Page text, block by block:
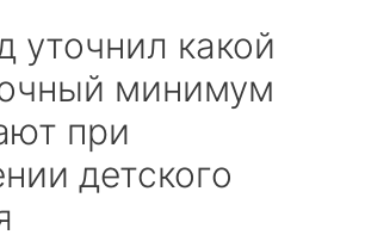
уточнил какой
минимум
при
детского